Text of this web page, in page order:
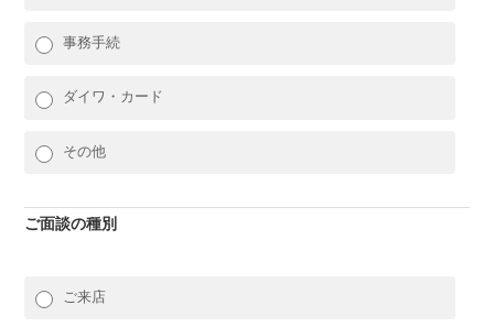
事務手続
ダイワ・カード
その他
ご面談の種別
ご来店